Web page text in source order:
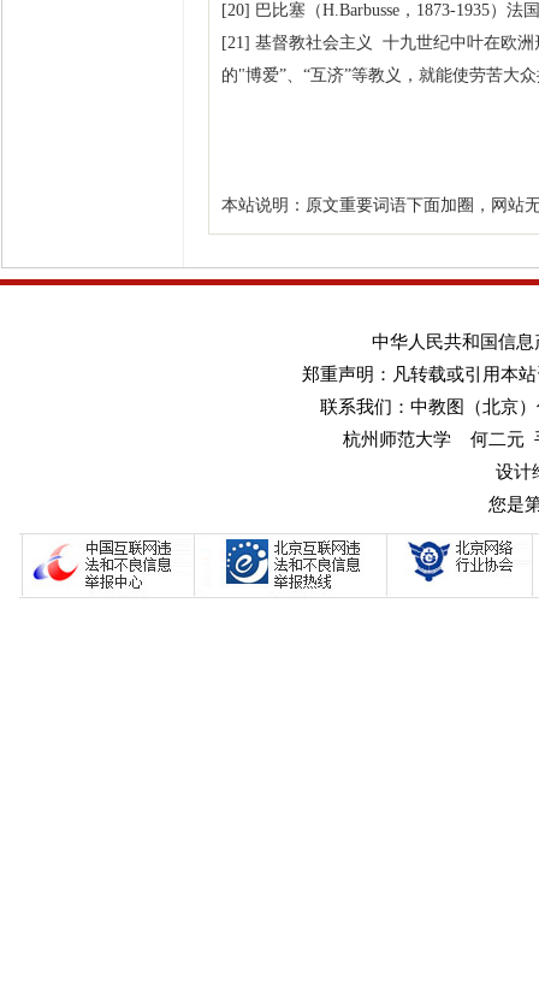
[20] 巴比塞（H.Barbusse，1873-1935）
[21] 基督教社会主义 十九世纪中叶在欧
的"博爱”、“互济”等教义，就能使劳苦大
本站说明：原文重要词语下面加圈，网站
中华人民共和国信息
郑重声明：凡转载或引用本
联系我们：中教图（北京
杭州师范大学 何二元
设计
您是